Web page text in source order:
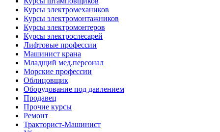
Курсы электромехаников
Курсы электромонтажников
Курсы электромонтеров
Курсы электрослесарей
Лифтовые профессии
Машинист крана
Младщий мед.персонал
Морские профессии
Облицовщик
Оборудование под давлением
Продавец
Прочие курсы
Ремонт
Тракторист-Машинист